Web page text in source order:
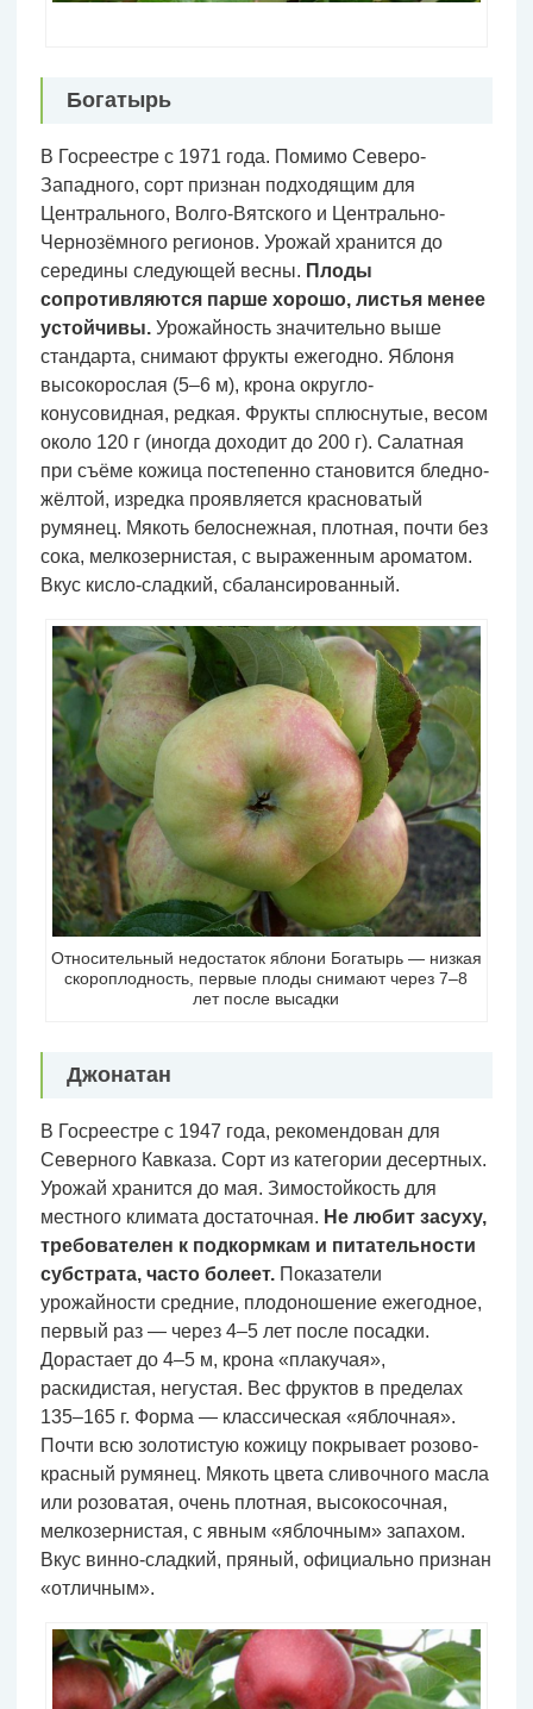
Богатырь
В Госреестре с 1971 года. Помимо Северо-
Западного, сорт признан подходящим для
Центрального, Волго-Вятского и Центрально-
Чернозёмного регионов. Урожай хранится до
середины следующей весны. Плоды
сопротивляются парше хорошо, листья менее
устойчивы. Урожайность значительно выше
стандарта, снимают фрукты ежегодно. Яблоня
высокорослая (5–6 м), крона округло-
конусовидная, редкая. Фрукты сплюснутые, весом
около 120 г (иногда доходит до 200 г). Салатная
при съёме кожица постепенно становится бледно-
жёлтой, изредка проявляется красноватый
румянец. Мякоть белоснежная, плотная, почти без
сока, мелкозернистая, с выраженным ароматом.
Вкус кисло-сладкий, сбалансированный.
Относительный недостаток яблони Богатырь — низкая
скороплодность, первые плоды снимают через 7–8
лет после высадки
Джонатан
В Госреестре с 1947 года, рекомендован для
Северного Кавказа. Сорт из категории десертных.
Урожай хранится до мая. Зимостойкость для
местного климата достаточная. Не любит засуху,
требователен к подкормкам и питательности
субстрата, часто болеет. Показатели
урожайности средние, плодоношение ежегодное,
первый раз — через 4–5 лет после посадки.
Дорастает до 4–5 м, крона «плакучая»,
раскидистая, негустая. Вес фруктов в пределах
135–165 г. Форма — классическая «яблочная».
Почти всю золотистую кожицу покрывает розово-
красный румянец. Мякоть цвета сливочного масла
или розоватая, очень плотная, высокосочная,
мелкозернистая, с явным «яблочным» запахом.
Вкус винно-сладкий, пряный, официально признан
«отличным».